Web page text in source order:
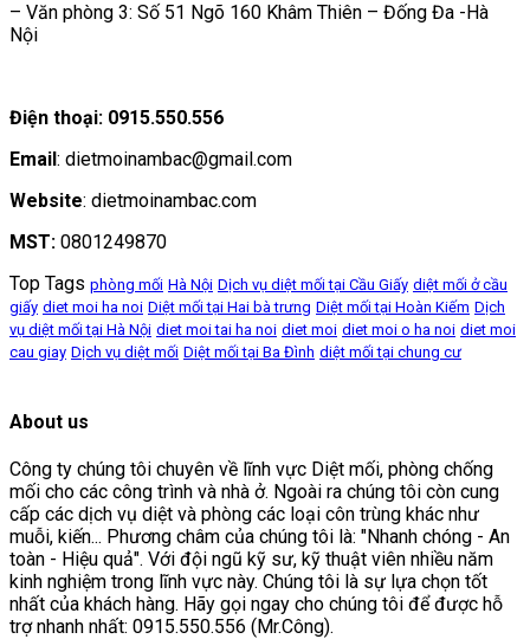
– Văn phòng 3: Số 51 Ngõ 160 Khâm Thiên – Đống Đa -Hà
Nội
Điện thoại: 0915.550.556
Email : dietmoinambac@gmail.com
Website: dietmoinambac.com
MST: 0801249870
Top Tags phòng mối Hà Nội Dịch vụ diệt mối tại Cầu Giấy diệt mối ở cầu
giấy diet moi ha noi Diệt mối tại Hai bà trưng Diệt mối tại Hoàn Kiếm Dịch
vụ diệt mối tại Hà Nội diet moi tai ha noi diet moi diet moi o ha noi diet moi
cau giay Dịch vụ diệt mối Diệt mối tại Ba Đình diệt mối tại chung cư
About us
Công ty chúng tôi chuyên về lĩnh vực Diệt mối, phòng chống
mối cho các công trình và nhà ở. Ngoài ra chúng tôi còn cung
cấp các dịch vụ diệt và phòng các loại côn trùng khác như
muỗi, kiến... Phương châm của chúng tôi là: "Nhanh chóng - An
toàn - Hiệu quả". Với đội ngũ kỹ sư, kỹ thuật viên nhiều năm
kinh nghiệm trong lĩnh vực này. Chúng tôi là sự lựa chọn tốt
nhất của khách hàng. Hãy gọi ngay cho chúng tôi để được hỗ
trợ nhanh nhất: 0915.550.556 (Mr.Công).